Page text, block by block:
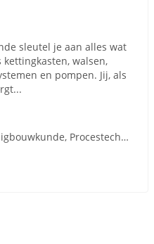
sleutel je aan alles wat
walsen,
en pompen. Jij, als
Metaalbewerking, Werktuigbouwkunde, Procestechnologie, Techniek